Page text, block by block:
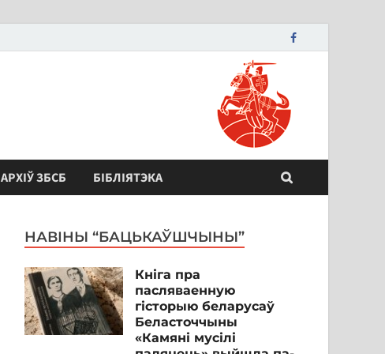
АРХІЎ ЗБСБ БІБЛІЯТЭКА
НАВІНЫ “БАЦЬКАЎШЧЫНЫ”
Кніга пра
пасляваенную
гісторыю беларусаў
Беласточчыны
«Камяні мусілі